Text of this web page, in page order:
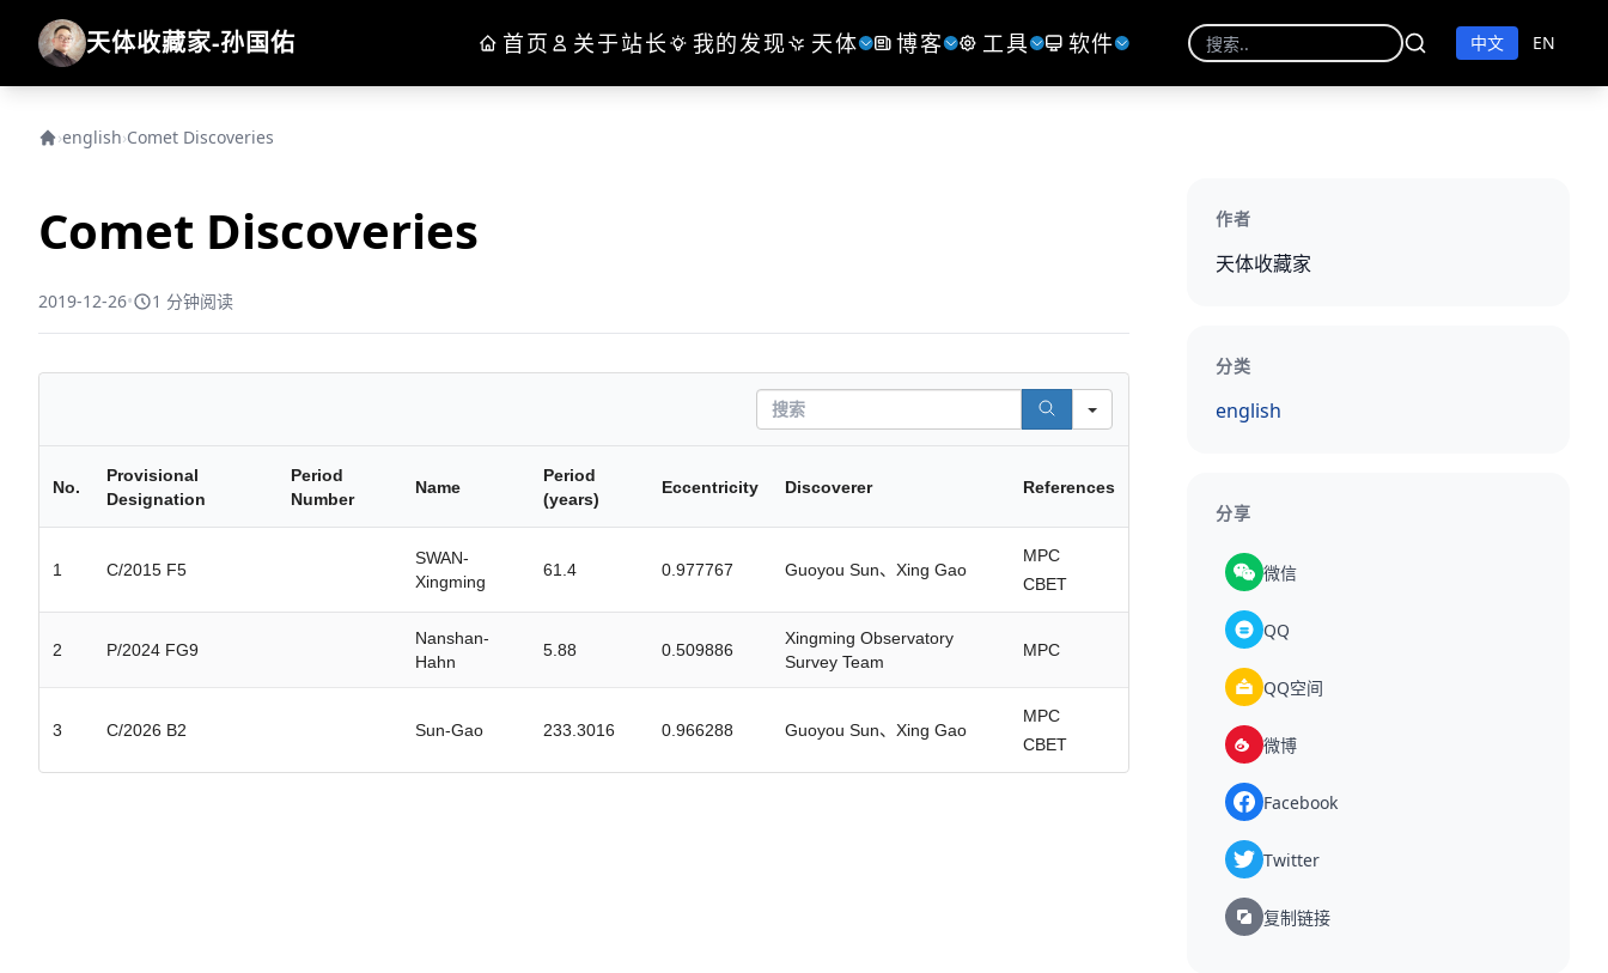
天体收藏家-孙国佑 首页 关于站长 我的发现 天体 博客 工具 软件 中文 EN
›english›Comet Discoveries
Comet Discoveries
2019-12-26• 1 分钟阅读
Search
No.
Provisional
Designation
Period
Number
Name
Period
(years)
Eccentricity Discoverer References
1 C/2015 F5
SWAN-
Xingming
61.4 0.977767 Guoyou Sun、Xing Gao
MPC
CBET
2 P/2024 FG9
Nanshan-
Hahn
5.88 0.509886
Xingming Observatory
Survey Team
MPC
3 C/2026 B2 Sun-Gao 233.3016 0.966288 Guoyou Sun、Xing Gao
MPC
CBET
作者
天体收藏家
分类
english
分享
微信
QQ
QQ空间
微博
Facebook
Twitter
复制链接